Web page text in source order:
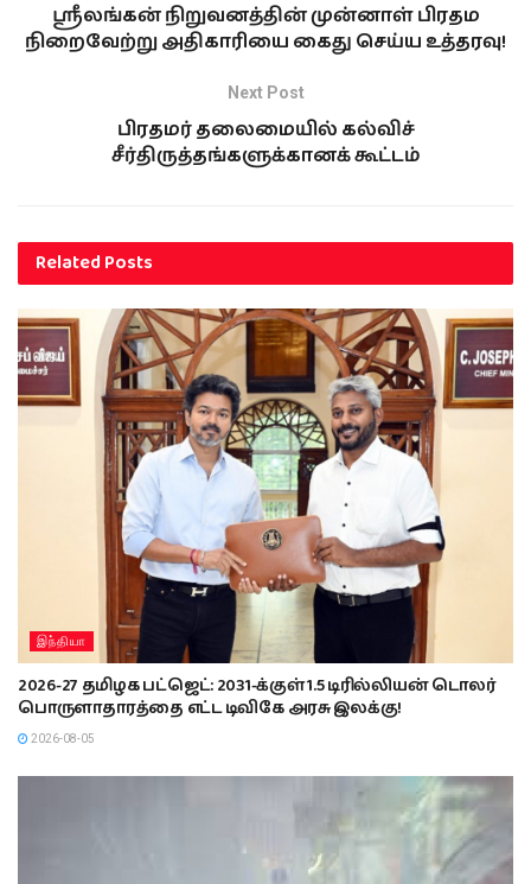
ஸ்ரீலங்கன் நிறுவனத்தின் முன்னாள் பிரதம
நிறைவேற்று அதிகாரியை கைது செய்ய உத்தரவு!
Next Post
பிரதமர் தலைமையில் கல்விச்
சீர்திருத்தங்களுக்கானக் கூட்டம்
RelatedPosts
இந்தியா
2026-27 தமிழக பட்ஜெட்: 2031-க்குள் 1.5 டிரில்லியன் டொலர்
பொருளாதாரத்தை எட்ட டிவிகே அரசு இலக்கு!
2026-08-05